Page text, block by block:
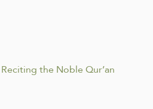
the Noble Qur’an